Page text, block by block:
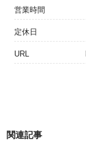
営業時間
定休日
URL
関連記事